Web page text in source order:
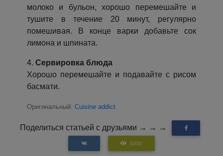
молоко и бульон, хорошо перемешайте и
тушите в течение 20 минут, регулярно
помешивая. В конце варки добавьте сок
лимона и шпината.
4. Сервировка блюда
Хорошо перемешайте и подавайте с рисом
басмати.
Оригинальный: Cuisine addict
Поделиться статьей с друзьями → → →
1000